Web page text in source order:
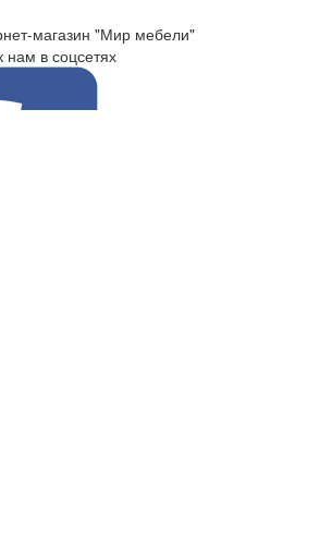
магазин "Мир мебели"
нам в соцсетях